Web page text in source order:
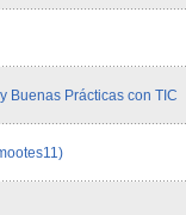
Buenas Prácticas con TIC